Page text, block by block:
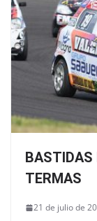
BASTIDAS
TERMAS
21 de julio de